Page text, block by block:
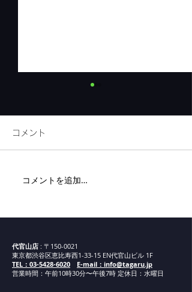
代官山新店舗までの道案
コメント
コメントを追加…
代官山店 : 〒150-0021
東京都渋谷区恵比寿西1-33-15 EN代官山ビル 1F
TEL：03-5428-6020
E-mail：info@tagaru.jp
営業時間：午前10時30分〜午後7時 定休日：水曜日